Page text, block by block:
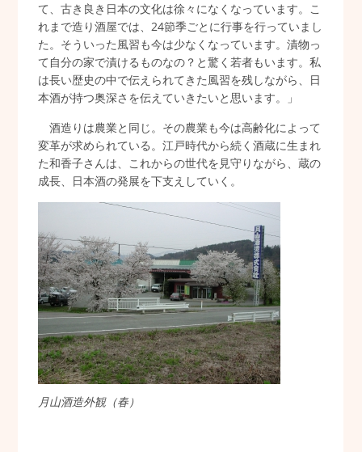
て、古き良き日本の文化は徐々になくなっています。こ
れまで造り酒屋では、24節季ごとに行事を行っていまし
た。そういった風習も今は少なくなっています。漬物っ
て自分の家で漬けるものなの？と驚く若者もいます。私
は長い歴史の中で伝えられてきた風習を残しながら、日
本酒が持つ奥深さを伝えていきたいと思います。」
酒造りは農業と同じ。その農業も今は高齢化によって
変革が求められている。江戸時代から続く酒蔵に生まれ
た和香子さんは、これからの世代を見守りながら、蔵の
成長、日本酒の発展を下支えしていく。
月山酒造外観（春）